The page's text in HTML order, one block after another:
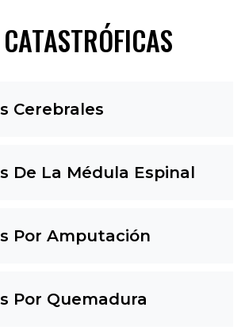
Cerebrales
De La Médula Espinal
Por Amputación
Por Quemadura